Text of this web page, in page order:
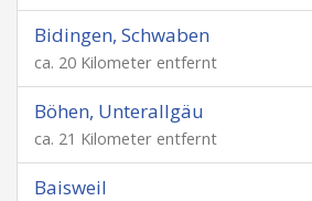
Bidingen, Schwaben
ca. 20 Kilometer entfernt
Böhen, Unterallgäu
ca. 21 Kilometer entfernt
Baisweil